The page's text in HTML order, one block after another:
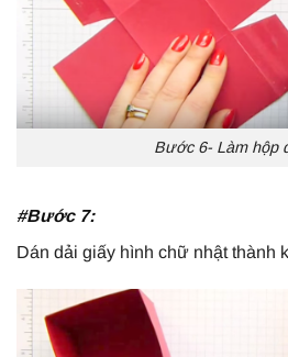
Bước 6- Làm hộp
#Bước 7:
Dán dải giấy hình chữ nhật thành